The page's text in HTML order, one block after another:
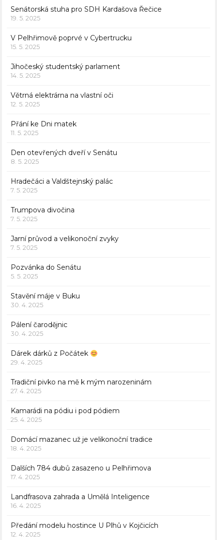
Senátorská stuha pro SDH Kardašova Řečice
19. 5. 2025
V Pelhřimově poprvé v Cybertrucku
15. 5. 2025
Jihočeský studentský parlament
14. 5. 2025
Větrná elektrárna na vlastní oči
12. 5. 2025
Přání ke Dni matek
11. 5. 2025
Den otevřených dveří v Senátu
8. 5. 2025
Hradečáci a Valdštejnský palác
7. 5. 2025
Trumpova divočina
7. 5. 2025
Jarní průvod a velikonoční zvyky
7. 5. 2025
Pozvánka do Senátu
5. 5. 2025
Stavění máje v Buku
30. 4. 2025
Pálení čarodějnic
30. 4. 2025
Dárek dárků z Počátek
29. 4. 2025
Tradiční pivko na mě k mým narozeninám
27. 4. 2025
Kamarádi na pódiu i pod pódiem
25. 4. 2025
Domácí mazanec už je velikonoční tradice
18. 4. 2025
Dalších 784 dubů zasazeno u Pelhřimova
17. 4. 2025
Landfrasova zahrada a Umělá Inteligence
16. 4. 2025
Předání modelu hostince U Plhů v Kojčicích
12. 4. 2025